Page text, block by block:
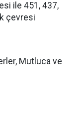
ile 451, 437,
çevresi
Mutluca ve